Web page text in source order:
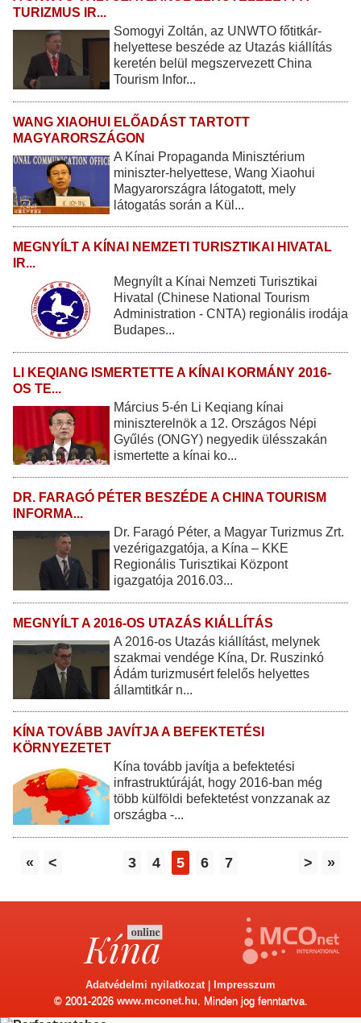
TURIZMUS IR...
Somogyi Zoltán, az UNWTO főtitkár-
helyettese beszéde az Utazás kiállítás
keretén belül megszervezett China
Tourism Infor...
WANG XIAOHUI ELŐADÁST TARTOTT
MAGYARORSZÁGON
A Kínai Propaganda Minisztérium
miniszter-helyettese, Wang Xiaohui
Magyarországra látogatott, mely
látogatás során a Kül...
MEGNYÍLT A KÍNAI NEMZETI TURISZTIKAI HIVATAL
IR...
Megnyílt a Kínai Nemzeti Turisztikai
Hivatal (Chinese National Tourism
Administration - CNTA) regionális irodája
Budapes...
LI KEQIANG ISMERTETTE A KÍNAI KORMÁNY 2016-
OS TE...
Március 5-én Li Keqiang kínai
miniszterelnök a 12. Országos Népi
Gyűlés (ONGY) negyedik ülésszakán
ismertette a kínai ko...
DR. FARAGÓ PÉTER BESZÉDE A CHINA TOURISM
INFORMA...
Dr. Faragó Péter, a Magyar Turizmus Zrt.
vezérigazgatója, a Kína – KKE
Regionális Turisztikai Központ
igazgatója 2016.03...
MEGNYÍLT A 2016-OS UTAZÁS KIÁLLÍTÁS
A 2016-os Utazás kiállítást, melynek
szakmai vendége Kína, Dr. Ruszinkó
Ádám turizmusért felelős helyettes
államtitkár n...
KÍNA TOVÁBB JAVÍTJA A BEFEKTETÉSI
KÖRNYEZETET
Kína tovább javítja a befektetési
infrastruktúráját, hogy 2016-ban még
több külföldi befektetést vonzzanak az
országba -...
« < 3 4 5 6 7 > »
Adatvédelmi nyilatkozat | Impresszum
© 2001-2026 www.mconet.hu . Minden jog fenntartva.